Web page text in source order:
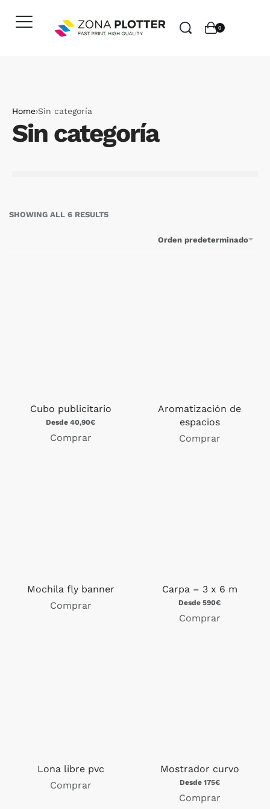
0
Home›Sin categoría
Sin categoría
SHOWING ALL 6 RESULTS
Orden predeterminado
Cubo publicitario
Desde 40,90€
Comprar
Aromatización de
espacios
Comprar
Mochila fly banner
Comprar
Carpa – 3 x 6 m
Desde 590€
Comprar
Lona libre pvc
Comprar
Mostrador curvo
Desde 175€
Comprar